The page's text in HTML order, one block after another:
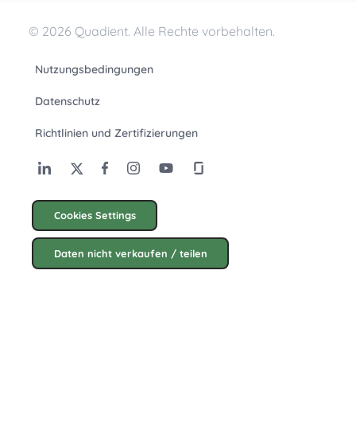
© 2026 Quadient. Alle Rechte vorbehalten.
Nutzungsbedingungen
Datenschutz
Richtlinien und Zertifizierungen
Cookies Settings
Daten nicht verkaufen / teilen